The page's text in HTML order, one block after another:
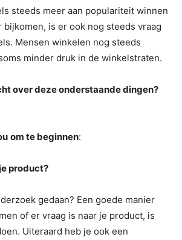
steeds meer aan populariteit winnen
is er ook nog steeds vraag
Mensen winkelen nog steeds
minder druk in de winkelstraten.
over deze onderstaande dingen?
om te beginnen:
product?
gedaan? Een goede manier
of er vraag is naar je product, is
Uiteraard heb je ook een